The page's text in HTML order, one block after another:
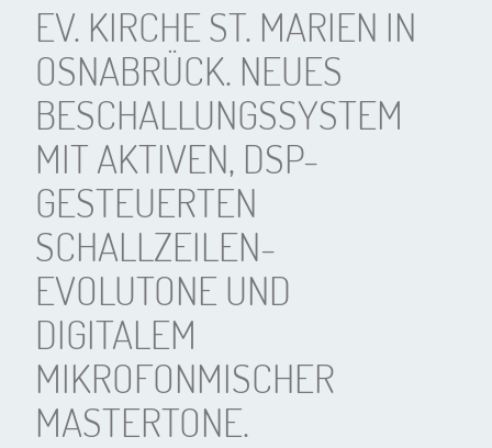
EV. KIRCHE ST. MARIEN IN
OSNABRÜCK. NEUES
BESCHALLUNGSSYSTEM
MIT AKTIVEN, DSP-
GESTEUERTEN
SCHALLZEILEN-
EVOLUTONE UND
DIGITALEM
MIKROFONMISCHER
MASTERTONE.